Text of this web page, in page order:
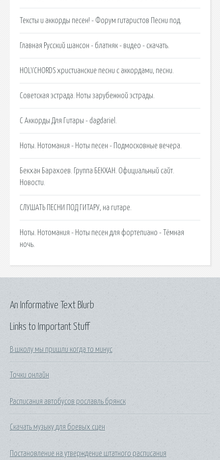
Тексты и аккорды песен! - Форум гитаристов Песни под.
Главная Русский шансон - блатняк - видео - скачать.
HOLYCHORDS христианские песни с аккордами, песни.
Советская эстрада. Ноты зарубежной эстрады.
С Аккорды Для Гитары - dagdariel.
Ноты. Нотомания - Ноты песен - Подмосковные вечера.
Бекхан Барахоев. Группа БЕКХАН. Официальный сайт.
Новости.
СЛУШАТЬ ПЕСНИ ПОД ГИТАРУ, на гитаре.
Ноты. Нотомания - Ноты песен для фортепиано - Тёмная
ночь.
Links to Important Stuff
В школу мы пришли когда то минус
Точки онлайн
Расписания автобусов рославль брянск
Скачать музыку для боевых сцен
Постановление на утверждение штатного расписания
An Informative Text Blurb